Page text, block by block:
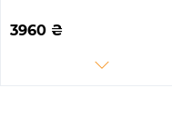
3-Ph, LoRa/RS485
3960 ₴